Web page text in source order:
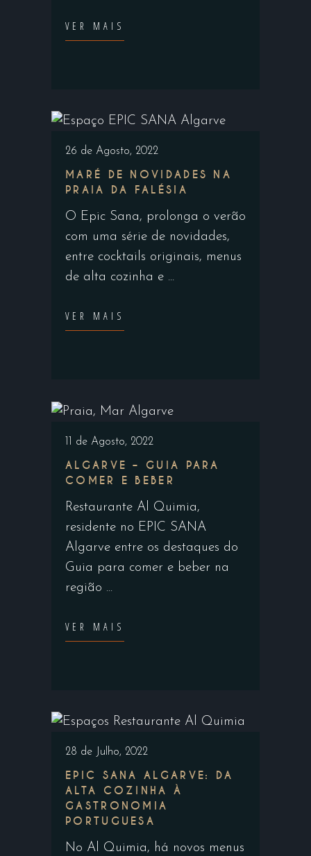
VER MAIS
26 de Agosto, 2022
MARÉ DE NOVIDADES NA
PRAIA DA FALÉSIA
O Epic Sana, prolonga o verão
com uma série de novidades,
entre cocktails originais, menus
de alta cozinha e
VER MAIS
11 de Agosto, 2022
ALGARVE – GUIA PARA
COMER E BEBER
Restaurante Al Quimia,
residente no EPIC SANA
Algarve entre os destaques do
Guia para comer e beber na
região
VER MAIS
28 de Julho, 2022
EPIC SANA ALGARVE: DA
ALTA COZINHA À
GASTRONOMIA
PORTUGUESA
No Al Quimia, há novos menus